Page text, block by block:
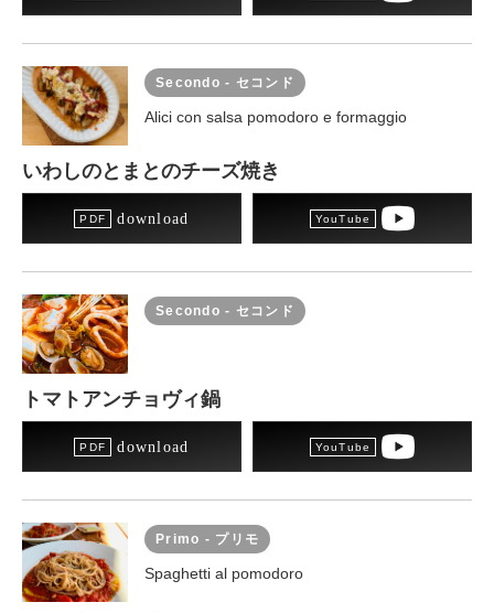
Secondo - セコンド
Alici con salsa pomodoro e formaggio
いわしのとまとのチーズ焼き
download
Secondo - セコンド
トマトアンチョヴィ鍋
download
Primo - プリモ
Spaghetti al pomodoro